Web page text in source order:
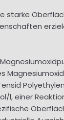
starke
l, einer